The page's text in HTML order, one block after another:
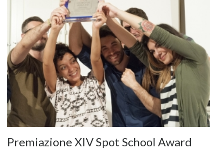
Premiazione XIV Spot School Award